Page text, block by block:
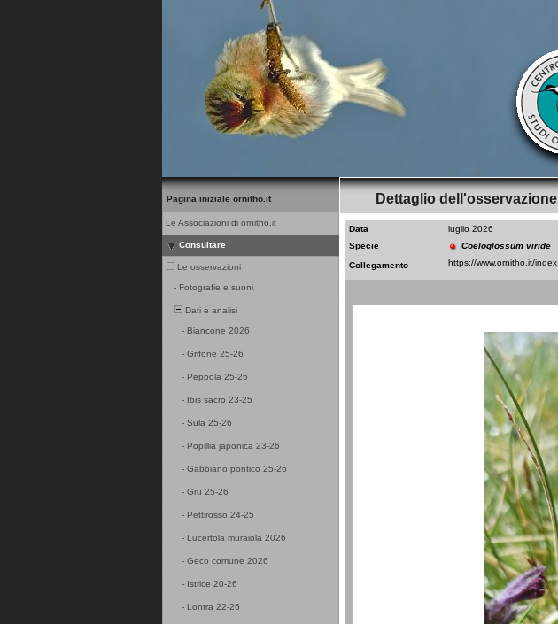
Pagina iniziale ornitho.it
Le Associazioni di ornitho.it
Consultare
Le osservazioni
- Fotografie e suoni
Dati e analisi
- Biancone 2026
- Grifone 25-26
- Peppola 25-26
- Ibis sacro 23-25
- Sula 25-26
- Popillia japonica 23-26
- Gabbiano pontico 25-26
- Gru 25-26
- Pettirosso 24-25
- Lucertola muraiola 2026
- Geco comune 2026
- Istrice 20-26
- Lontra 22-26
Dettaglio dell'osservazione
Data
luglio 2026
Specie
Coeloglossum viride
Collegamento